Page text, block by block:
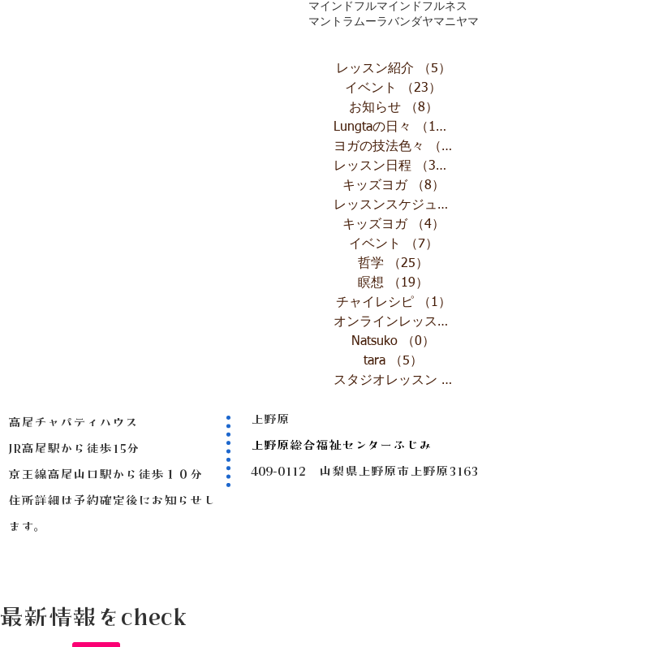
マインドフルマインドフルネス
マントラ ムーラバンダヤマニヤマ
レッスン紹介 （5）
イベント
（23）
お知らせ
（8）
Lungtaの日々
（10）
ヨガの技法色々
（11）
レッスン日程
（32）
キッズヨガ
（8）
レッスンスケジュール
キッズヨガ
（4）
イベント
（7）
哲学
（25）
瞑想
（19）
チャイレシピ
（1）
オンラインレッスン
Natsuko
（0）
tara
（5）
スタジオレッスン （1）
高尾チャパティハウス
JR高尾駅から徒歩15分
京王線高尾山口駅から徒歩１０分
住所詳細は予約確定後にお知らせし
ます。
上野原
上野原総合福祉センターふじみ
409-0112 山梨県上野原市上野原3163
最新情報をcheck